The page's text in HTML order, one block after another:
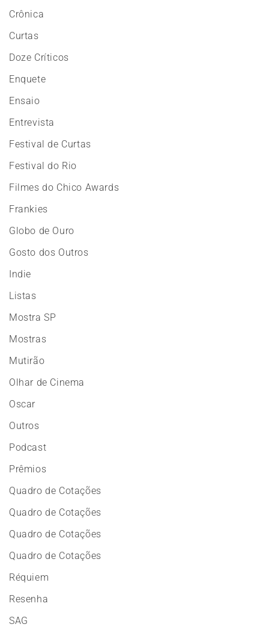
Crônica
Curtas
Doze Críticos
Enquete
Ensaio
Entrevista
Festival de Curtas
Festival do Rio
Filmes do Chico Awards
Frankies
Globo de Ouro
Gosto dos Outros
Indie
Listas
Mostra SP
Mostras
Mutirão
Olhar de Cinema
Oscar
Outros
Podcast
Prêmios
Quadro de Cotações
Quadro de Cotações
Quadro de Cotações
Quadro de Cotações
Réquiem
Resenha
SAG